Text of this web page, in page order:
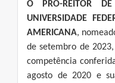
O PRÓ-REITOR
UNIVERSIDADE
AMERICANA,
de setembro de
competência
agosto de 2020 e